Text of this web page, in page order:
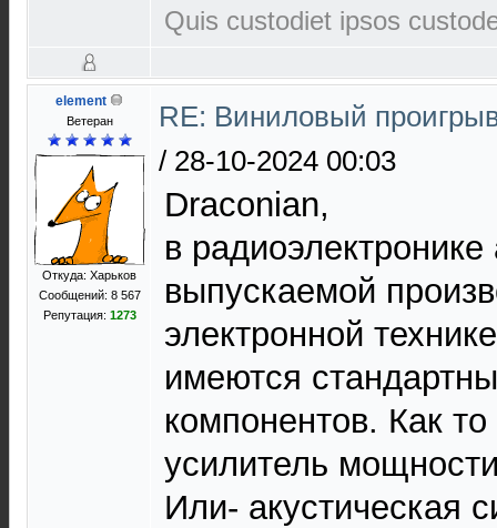
Quis custodiet ipsos
element
Ветеран
Откуда: Харьков
Сообщений: 8 567
Репутация: 1273
RE: Виниловый
/ 28-10-2024 00:03
Draconian,
в
выпускаемой
электронной
имеются
компонентов. Как
усилитель
Или- акустическая